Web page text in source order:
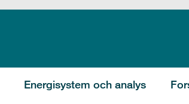
Energisystem och analys